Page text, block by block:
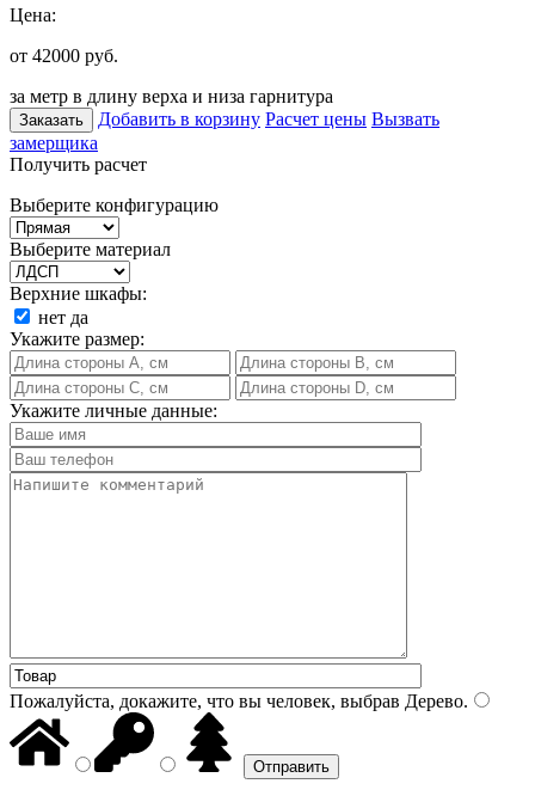
Цена:
от 42000 руб.
за метр в длину верха и низа гарнитура
Заказать Добавить в корзину Расчет цены Вызвать
замерщика
Получить расчет
Выберите конфигурацию
Выберите материал
Верхние шкафы:
нет да
Укажите размер:
Укажите личные данные:
Пожалуйста, докажите, что вы человек, выбрав Дерево.